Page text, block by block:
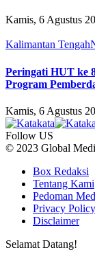
Kamis, 6 Agustus
Kalimantan Tengah
Peringati HUT ke
Program
Kamis, 6 Agustus
Follow US
© 2023 Global
Box Redaksi
Tentang Kami
Pedoman
Privacy Policy
Disclaimer
Selamat Datang!